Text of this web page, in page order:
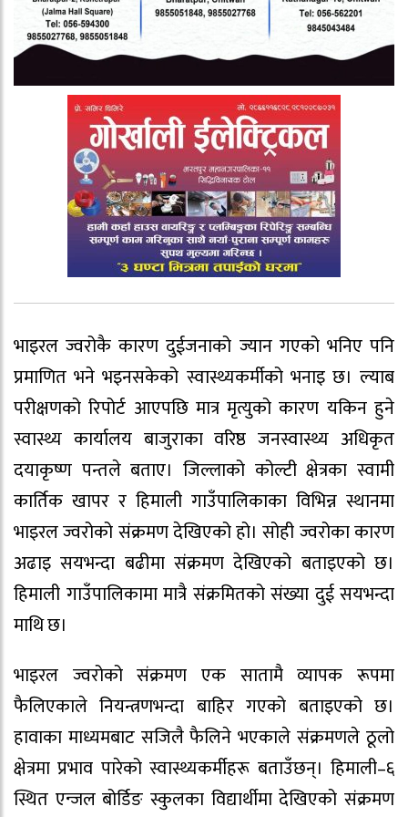
भाइरल ज्वरोकै कारण दुईजनाको ज्यान गएको भनिए पनि
प्रमाणित भने भइनसकेको स्वास्थ्यकर्मीको भनाइ छ। ल्याब
परीक्षणको रिपोर्ट आएपछि मात्र मृत्युको कारण यकिन हुने
स्वास्थ्य कार्यालय बाजुराका वरिष्ठ जनस्वास्थ्य अधिकृत
दयाकृष्ण पन्तले बताए। जिल्लाको कोल्टी क्षेत्रका स्वामी
कार्तिक खापर र हिमाली गाउँपालिकाका विभिन्न स्थानमा
भाइरल ज्वरोको संक्रमण देखिएको हो। सोही ज्वरोका कारण
अढाइ सयभन्दा बढीमा संक्रमण देखिएको बताइएको छ।
हिमाली गाउँपालिकामा मात्रै संक्रमितको संख्या दुई सयभन्दा
माथि छ।
भाइरल ज्वरोको संक्रमण एक सातामै व्यापक रूपमा
फैलिएकाले नियन्त्रणभन्दा बाहिर गएको बताइएको छ।
हावाका माध्यमबाट सजिलै फैलिने भएकाले संक्रमणले ठूलो
क्षेत्रमा प्रभाव पारेको स्वास्थ्यकर्मीहरू बताउँछन्। हिमाली–६
स्थित एन्जल बोर्डिङ स्कुलका विद्यार्थीमा देखिएको संक्रमण